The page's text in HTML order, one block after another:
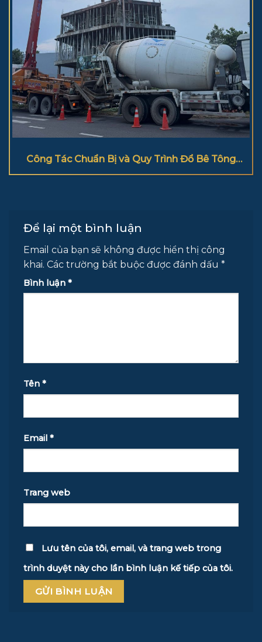
Công Tác Chuẩn Bị và Quy Trình Đổ Bê Tông
Để lại một bình luận
Email của bạn sẽ không được hiển thị công
khai. Các trường bắt buộc được đánh dấu *
Bình luận *
Tên *
Email *
Trang web
Lưu tên của tôi, email, và trang web trong
trình duyệt này cho lần bình luận kế tiếp của tôi.